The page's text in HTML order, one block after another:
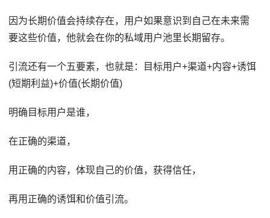
因为长期价值会持续存在，用户如果意识到自己在未来需
要这些价值，他就会在你的私域用户池里长期留存。
引流还有一个五要素，也就是：目标用户+渠道+内容+诱饵
(短期利益)+价值(长期价值)
明确目标用户是谁，
在正确的渠道，
用正确的内容，体现自己的价值，获得信任，
再用正确的诱饵和价值引流。